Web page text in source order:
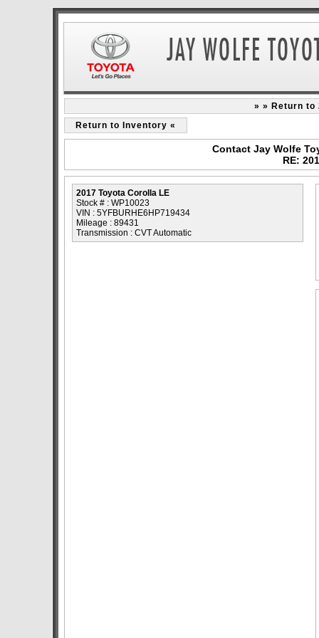
» » Return to
Return to Inventory «
Contact Jay Wolfe
RE:
2017 Toyota Corolla LE
Stock # : WP10023
VIN : 5YFBURHE6HP719434
Mileage : 89431
Transmission : CVT Automatic